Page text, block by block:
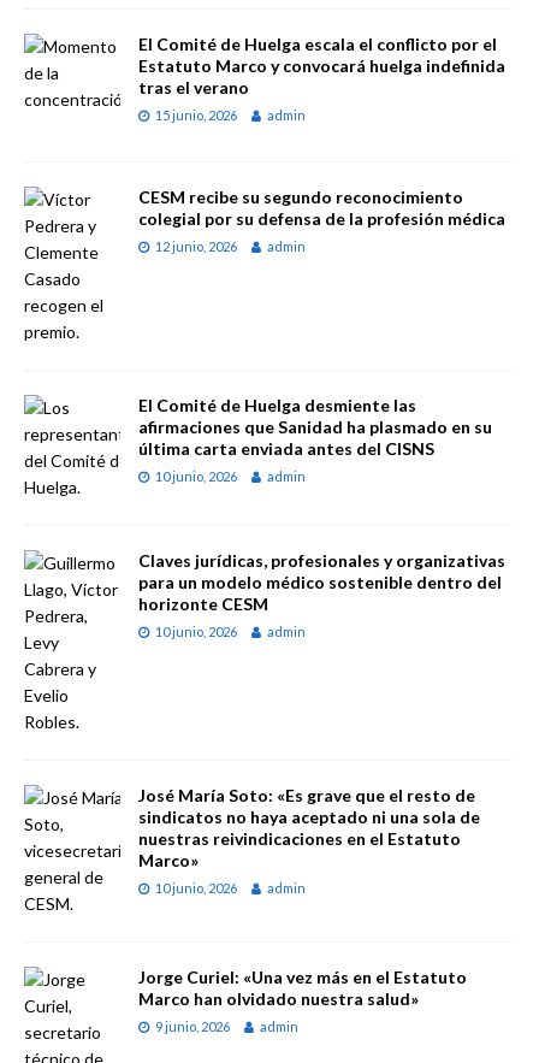
El Comité de Huelga escala el conflicto por el
Estatuto Marco y convocará huelga indefinida
tras el verano
15 junio, 2026 admin
CESM recibe su segundo reconocimiento
colegial por su defensa de la profesión médica
12 junio, 2026 admin
El Comité de Huelga desmiente las
afirmaciones que Sanidad ha plasmado en su
última carta enviada antes del CISNS
10 junio, 2026 admin
Claves jurídicas, profesionales y organizativas
para un modelo médico sostenible dentro del
horizonte CESM
10 junio, 2026 admin
José María Soto: «Es grave que el resto de
sindicatos no haya aceptado ni una sola de
nuestras reivindicaciones en el Estatuto
Marco»
10 junio, 2026 admin
Jorge Curiel: «Una vez más en el Estatuto
Marco han olvidado nuestra salud»
9 junio, 2026 admin